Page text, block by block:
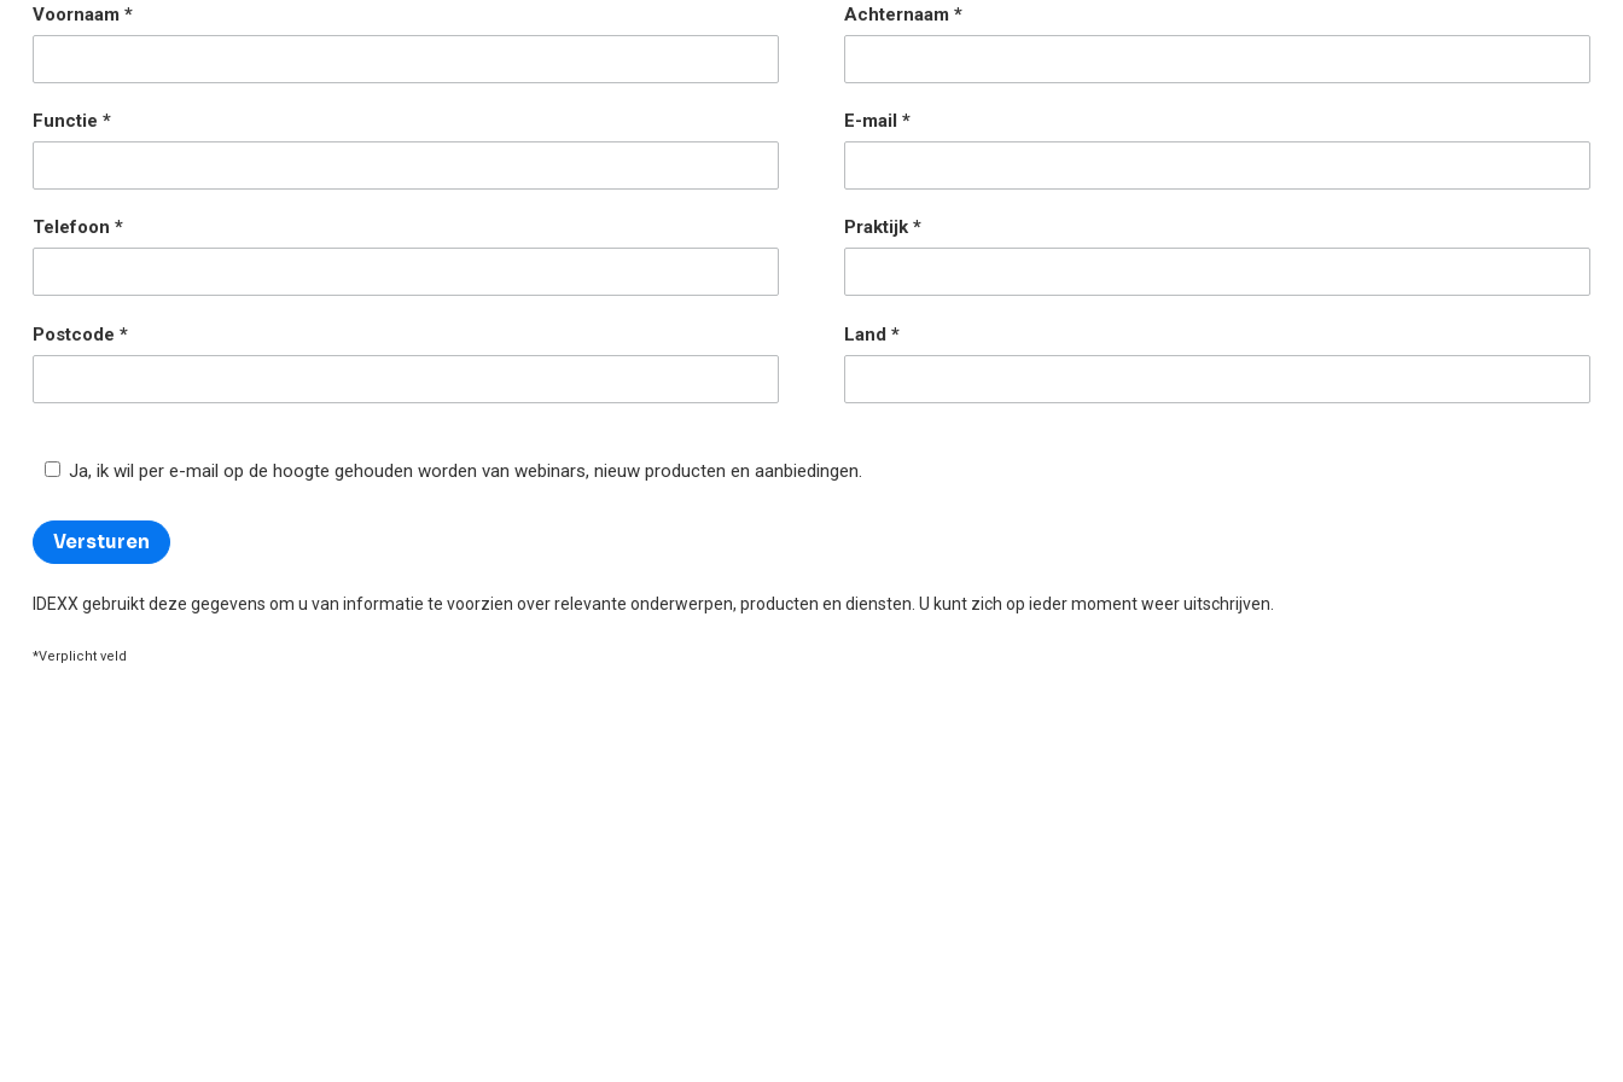
Voornaam Achternaam
Functie E-mail
Telefoon Praktijk
Postcode Land
Ja, ik wil per e-mail op de hoogte gehouden worden van webinars, nieuw producten en aanbiedingen.
IDEXX gebruikt deze gegevens om u van informatie te voorzien over relevante onderwerpen, producten en diensten. U kunt zich op ieder moment weer uitschrijven.
*Verplicht veld